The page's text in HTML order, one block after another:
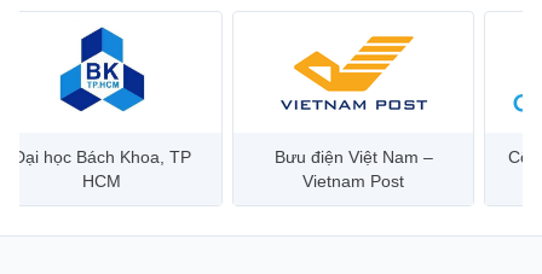
Đại học Bách Khoa, TP
HCM
Bưu điện Việt Nam –
Vietnam Post